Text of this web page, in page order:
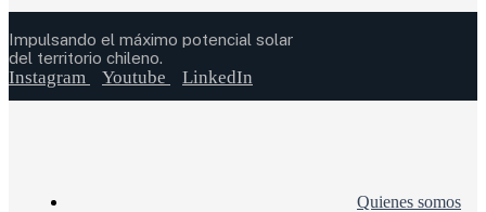
Impulsando el máximo potencial solar
del territorio chileno.
Instagram Youtube LinkedIn
Quienes somos